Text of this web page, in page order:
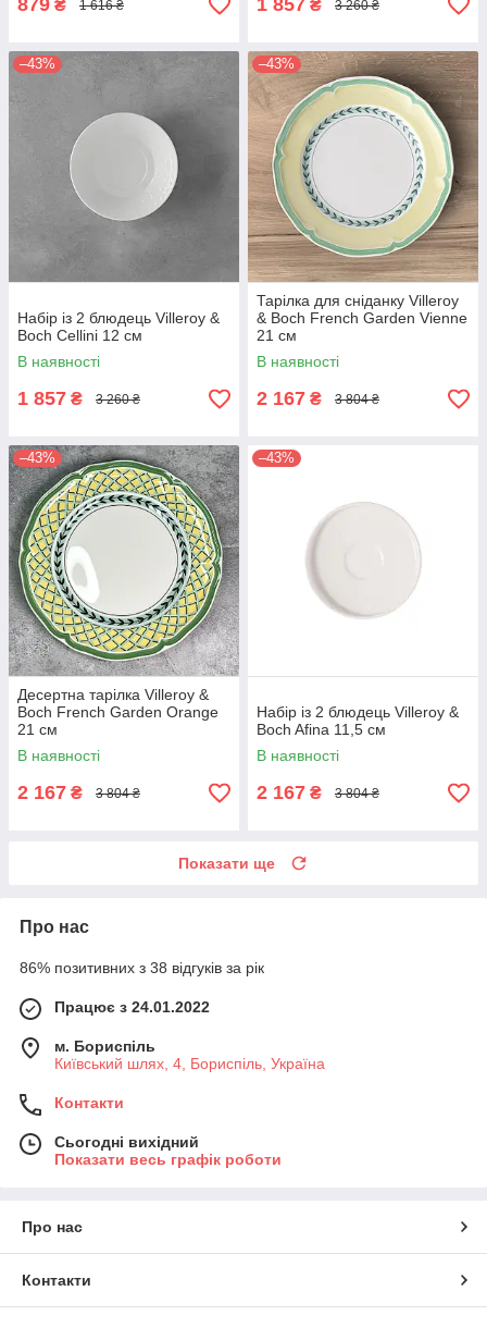
879 ₴ 1 616 ₴ 1 857 ₴ 3 260 ₴
–43%
Набір із 2 блюдець Villeroy &
Boch Cellini 12 см
В наявності
1 857 ₴ 3 260 ₴
–43%
Тарілка для сніданку Villeroy
& Boch French Garden Vienne
21 см
В наявності
2 167 ₴ 3 804 ₴
–43%
Десертна тарілка Villeroy &
Boch French Garden Orange
21 см
В наявності
2 167 ₴ 3 804 ₴
–43%
Набір із 2 блюдець Villeroy &
Boch Afina 11,5 см
В наявності
2 167 ₴ 3 804 ₴
Показати ще
Про нас
86% позитивних з 38 відгуків за рік
Працює з 24.01.2022
м. Бориспіль
Київський шлях, 4, Бориспіль, Україна
Контакти
Сьогодні вихідний
Показати весь графік роботи
Про нас
Контакти